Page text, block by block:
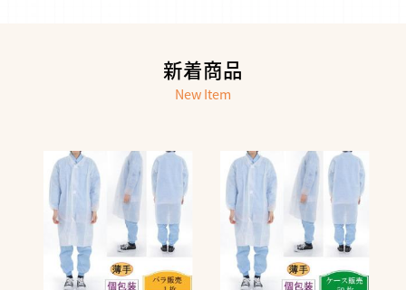
新着商品
New Item